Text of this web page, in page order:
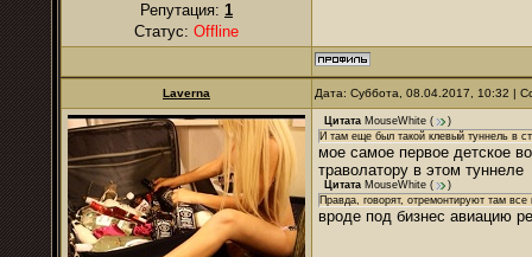
Репутация: 1
Статус: Offline
Laverna Дата: Суббота, 08.04.2017, 10:32 |
Цитата MouseWhite (
)
И там еще был такой клевый туннель в
мое самое первое детское
траволатору в этом туннеле
Цитата MouseWhite (
)
Правда, говорят, отремонтируют там все
вроде под бизнес авиацию